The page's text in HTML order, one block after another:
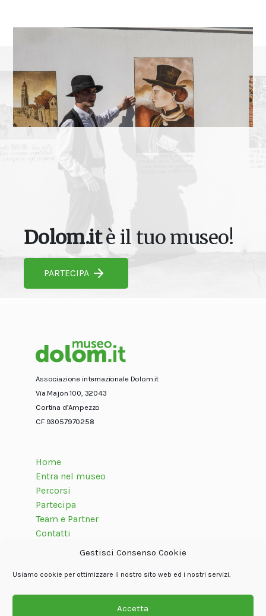
Gestisci Consenso Cookie
Usiamo cookie per ottimizzare il nostro sito web ed i nostri servizi.
Accetta
Dolom.itè il tuo museo!
PARTECIPA
Associazione internazionale Dolom.it
Via Majon 100, 32043
Cortina d’Ampezzo
CF 93057970258
Home
Entra nel museo
Percorsi
Partecipa
Team e Partner
Contatti
Seguici su